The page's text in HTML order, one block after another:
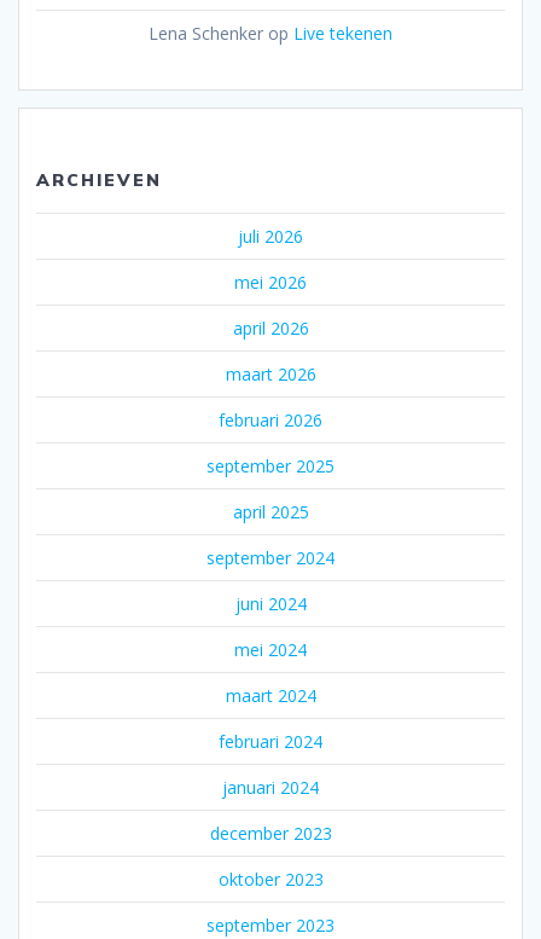
Lena Schenker op Live tekenen
ARCHIEVEN
juli 2026
mei 2026
april 2026
maart 2026
februari 2026
september 2025
april 2025
september 2024
juni 2024
mei 2024
maart 2024
februari 2024
januari 2024
december 2023
oktober 2023
september 2023